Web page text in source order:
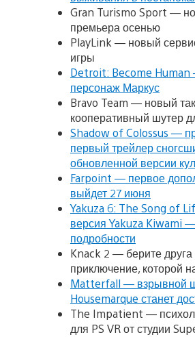
Gran Turismo Sport —
премьера осенью
PlayLink — новый
игры
Detroit: Become Human
персонаж Маркус
Bravo Team — новый
кооперативный шутер
Shadow of Colossus —
первый трейлер
обновленной версии
Farpoint — первое
выйдет 27 июня
Yakuza 6: The Song of
версия Yakuza Kiwami
подробности
Knack 2 — берите друга
приключение, которой
Matterfall — взрывной
Housemarque станет
The Impatient —
для PS VR от студии